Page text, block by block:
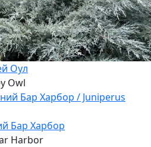
Оул
Owl
Бар Харбор
Harbor